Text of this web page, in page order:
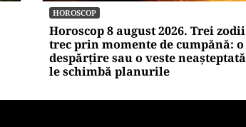
HOROSCOP
Horoscop 8 august 2026. Trei zodii
trec prin momente de cumpănă: o
despărțire sau o veste neașteptată
le schimbă planurile